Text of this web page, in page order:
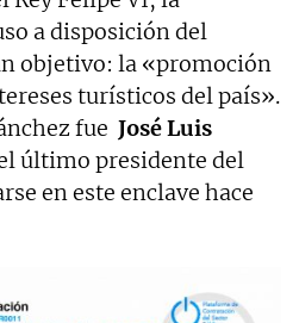
a disposición del
objetivo: la «promoción
turísticos del país».
fue José Luis
último presidente del
en este enclave hace